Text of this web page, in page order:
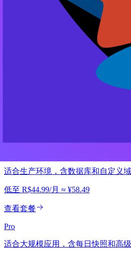
托管使用你数据的 API
项目每个阶段都有合适
从小规模开始，按需扩展，无绑定
适合生产环境，含数据库和自定义
低至 R$44.99/月 ≈ ¥58.49
查看套餐
Pro
适合大规模应用，含每日快照和高